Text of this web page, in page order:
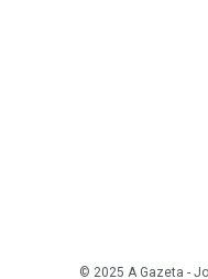
© 2025 A Gazeta -